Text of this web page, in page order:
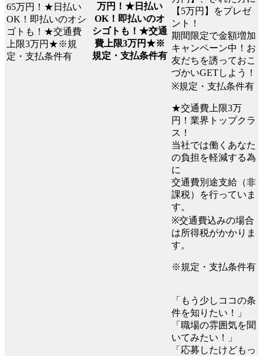
万円！★日払い
OK！即払いのオ
シゴトも！★交通
費上限3万円★※
規定・支払条件有
【5万円】をプレゼ
ント！
期間限定で金額増加
キャンペーン中！お
友だちを誘っておこ
づかいGETしよう！
※規定・支払条件有
★交通費上限3万
円！業界トップクラ
ス！
当社では働くあなた
の負担を軽減する為
に
交通費別途支給（非
課税）を行っていま
す。
※交通費込みの場合
は所得税がかかりま
す。
※規定・支払条件有
「もう少しココの条
件を知りたい！」
「職場の雰囲気を聞
いてみたい！」
「応募したけどもっ